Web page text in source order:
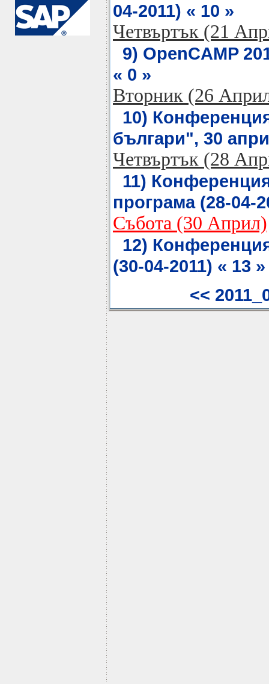
04-2011) « 10 »
Четвъртък (21
9) OpenCAMP
« 0 »
Вторник (26
10)
българи", 30
Четвъртък (28
11)
програма (28-04-
Събота (30 Април)
12)
(30-04-2011) « 13 »
<<